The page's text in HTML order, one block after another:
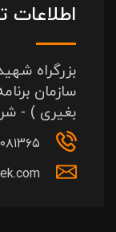
اطلاعات
بزرگراه
بغیری ) -